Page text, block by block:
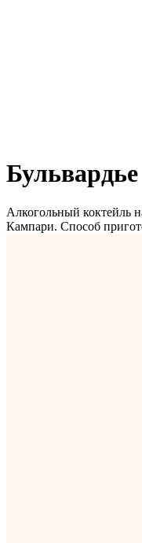
Бульвардье
Алкогольный коктейль
Кампари. Способ